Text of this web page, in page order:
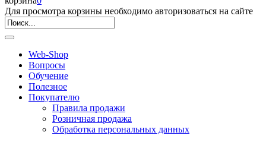
Для просмотра корзины необходимо авторизоваться на сайте
Web-Shop
Вопросы
Обучение
Полезное
Покупателю
Правила продажи
Розничная продажа
Обработка персональных данных